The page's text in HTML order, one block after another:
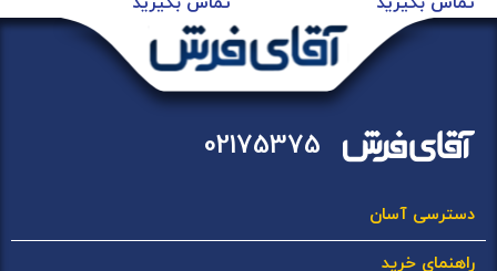
02175375
دسترسی آسان
راهنمای خرید